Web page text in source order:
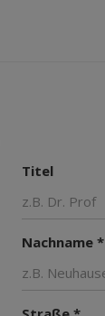
Titel
Nachname *